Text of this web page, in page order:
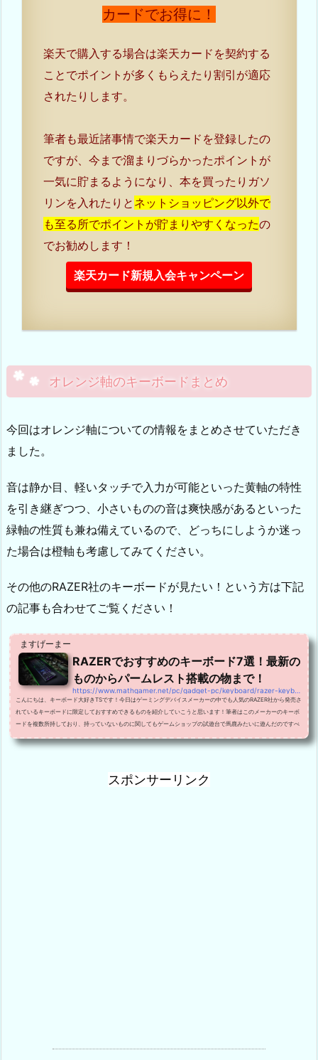
カードでお得に！
楽天で購入する場合は楽天カードを契約する
ことでポイントが多くもらえたり割引が適応
されたりします。
筆者も最近諸事情で楽天カードを登録したの
ですが、今まで溜まりづらかったポイントが
一気に貯まるようになり、本を買ったりガソ
リンを入れたりと ネットショッピング以外で
も至る所でポイントが貯まりやすくなったの
でお勧めします！
楽天カード新規入会キャンペーン
オレンジ軸のキーボードまとめ
今回はオレンジ軸についての情報をまとめさせていただき
ました。
音は静か目、軽いタッチで入力が可能といった黄軸の特性
を引き継ぎつつ、小さいものの音は爽快感があるといった
緑軸の性質も兼ね備えているので、どっちにしようか迷っ
た場合は橙軸も考慮してみてください。
その他のRAZER社のキーボードが見たい！という方は下記
の記事も合わせてご覧ください！
ますげーまー
RAZERでおすすめのキーボード7選！最新の
ものからパームレスト搭載の物まで！
こんにちは、キーボード大好きTSです！今日はゲーミングデバイスメーカーの中でも人気のRAZER社から発売さ
れているキーボードに限定しておすすめできるものを紹介していこうと思います！筆者はこのメーカーのキーボ
ードを複数所持しており、持っていないものに関してもゲームショップの試遊台で馬鹿みたいに遊んだのですべ
て触った経験があるものばかりです！なので安心してご覧いただきたく思います。また、すでに持っている物は
レビュー記事もしているので、さらに詳しい情報が見たい方はぜひ目を通してみてください。RAZERのキーボ...
スポンサーリンク